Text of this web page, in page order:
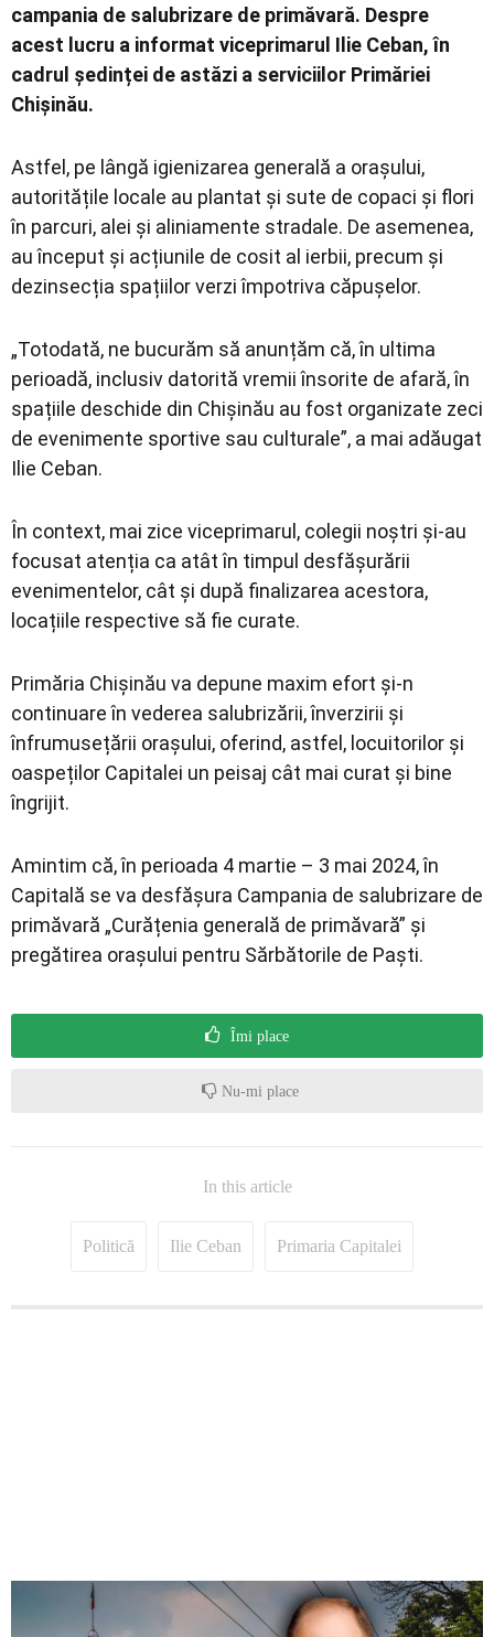
campania de salubrizare de primăvară. Despre
acest lucru a informat viceprimarul Ilie Ceban, în
cadrul ședinței de astăzi a serviciilor Primăriei
Chișinău.
Astfel, pe lângă igienizarea generală a orașului,
autoritățile locale au plantat și sute de copaci și flori
în parcuri, alei și aliniamente stradale. De asemenea,
au început și acțiunile de cosit al ierbii, precum și
dezinsecția spațiilor verzi împotriva căpușelor.
„Totodată, ne bucurăm să anunțăm că, în ultima
perioadă, inclusiv datorită vremii însorite de afară, în
spațiile deschide din Chișinău au fost organizate zeci
de evenimente sportive sau culturale”, a mai adăugat
Ilie Ceban.
În context, mai zice viceprimarul, colegii noștri și-au
focusat atenția ca atât în timpul desfășurării
evenimentelor, cât și după finalizarea acestora,
locațiile respective să fie curate.
Primăria Chișinău va depune maxim efort și-n
continuare în vederea salubrizării, înverzirii și
înfrumusețării orașului, oferind, astfel, locuitorilor și
oaspeților Capitalei un peisaj cât mai curat și bine
îngrijit.
Amintim că, în perioada 4 martie – 3 mai 2024, în
Capitală se va desfășura Campania de salubrizare de
primăvară „Curățenia generală de primăvară” și
pregătirea orașului pentru Sărbătorile de Paști.
Îmi place
Nu-mi place
In this article
Politică Ilie Ceban Primaria Capitalei